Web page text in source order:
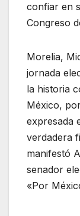
confiar en
Congreso
Morelia,
jornada
la historia
México,
expresada
verdadera
manifestó
senador
«Por